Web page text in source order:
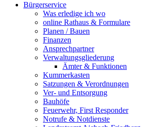
Bürgerservice
Was erledige ich wo
online Rathaus & Formulare
Planen / Bauen
Finanzen
Ansprechpartner
Verwaltungsgliederung
Ämter & Funktionen
Kummerkasten
Satzungen & Verordnungen
Ver- und Entsorgung
Bauhöfe
Feuerwehr, First Responder
Notrufe & Notdienste